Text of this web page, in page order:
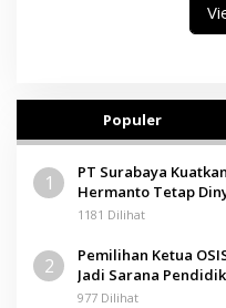
Populer
1
PT Surabaya
Hermanto Tetap
Pamolokan
1181 Dilihat
2
Pemilihan Ketua
Jadi Sarana
977 Dilihat